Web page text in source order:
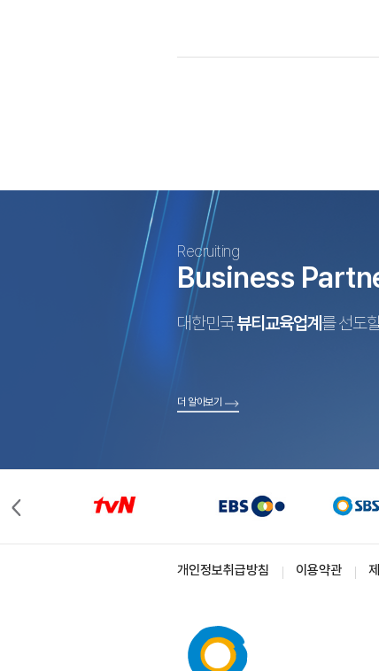
Recruiting
Business
대한민국뷰티교육업계 를 선도
더 알아보기
개인정보취급방침 이용약관